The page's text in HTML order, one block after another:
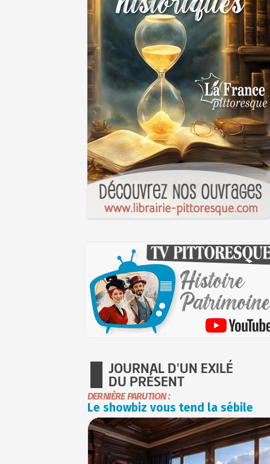
JOURNAL D'UN EXILÉ
DU PRÉSENT
DERNIÈRE PARUTION :
Le showbiz vous tend la sébile